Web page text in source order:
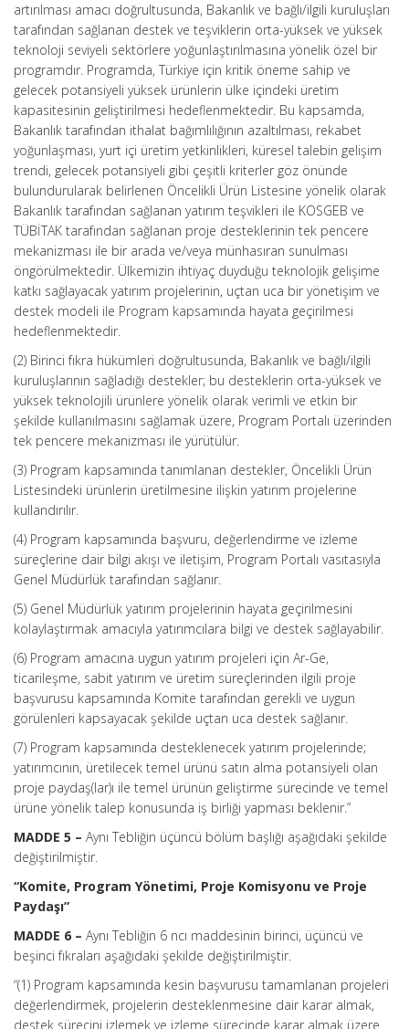
artırılması amacı doğrultusunda, Bakanlık ve bağlı/ilgili kuruluşları
tarafından sağlanan destek ve teşviklerin orta-yüksek ve yüksek
teknoloji seviyeli sektörlere yoğunlaştırılmasına yönelik özel bir
programdır. Programda, Türkiye için kritik öneme sahip ve
gelecek potansiyeli yüksek ürünlerin ülke içindeki üretim
kapasitesinin geliştirilmesi hedeflenmektedir. Bu kapsamda,
Bakanlık tarafından ithalat bağımlılığının azaltılması, rekabet
yoğunlaşması, yurt içi üretim yetkinlikleri, küresel talebin gelişim
trendi, gelecek potansiyeli gibi çeşitli kriterler göz önünde
bulundurularak belirlenen Öncelikli Ürün Listesine yönelik olarak
Bakanlık tarafından sağlanan yatırım teşvikleri ile KOSGEB ve
TÜBİTAK tarafından sağlanan proje desteklerinin tek pencere
mekanizması ile bir arada ve/veya münhasıran sunulması
öngörülmektedir. Ülkemizin ihtiyaç duyduğu teknolojik gelişime
katkı sağlayacak yatırım projelerinin, uçtan uca bir yönetişim ve
destek modeli ile Program kapsamında hayata geçirilmesi
hedeflenmektedir.
(2) Birinci fıkra hükümleri doğrultusunda, Bakanlık ve bağlı/ilgili
kuruluşlarının sağladığı destekler; bu desteklerin orta-yüksek ve
yüksek teknolojili ürünlere yönelik olarak verimli ve etkin bir
şekilde kullanılmasını sağlamak üzere, Program Portalı üzerinden
tek pencere mekanizması ile yürütülür.
(3) Program kapsamında tanımlanan destekler, Öncelikli Ürün
Listesindeki ürünlerin üretilmesine ilişkin yatırım projelerine
kullandırılır.
(4) Program kapsamında başvuru, değerlendirme ve izleme
süreçlerine dair bilgi akışı ve iletişim, Program Portalı vasıtasıyla
Genel Müdürlük tarafından sağlanır.
(5) Genel Müdürlük yatırım projelerinin hayata geçirilmesini
kolaylaştırmak amacıyla yatırımcılara bilgi ve destek sağlayabilir.
(6) Program amacına uygun yatırım projeleri için Ar-Ge,
ticarileşme, sabit yatırım ve üretim süreçlerinden ilgili proje
başvurusu kapsamında Komite tarafından gerekli ve uygun
görülenleri kapsayacak şekilde uçtan uca destek sağlanır.
(7) Program kapsamında desteklenecek yatırım projelerinde;
yatırımcının, üretilecek temel ürünü satın alma potansiyeli olan
proje paydaş(lar)ı ile temel ürünün geliştirme sürecinde ve temel
ürüne yönelik talep konusunda iş birliği yapması beklenir.”
MADDE 5 – Aynı Tebliğin üçüncü bölüm başlığı aşağıdaki şekilde
değiştirilmiştir.
“Komite, Program Yönetimi, Proje Komisyonu ve Proje
Paydaşı”
MADDE 6 – Aynı Tebliğin 6 ncı maddesinin birinci, üçüncü ve
beşinci fıkraları aşağıdaki şekilde değiştirilmiştir.
“(1) Program kapsamında kesin başvurusu tamamlanan projeleri
değerlendirmek, projelerin desteklenmesine dair karar almak,
destek sürecini izlemek ve izleme sürecinde karar almak üzere